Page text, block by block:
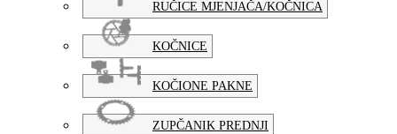
RUČICE MJENJAČA/KOČNICA
KOČNICE
KOČIONE PAKNE
ZUPČANIK PREDNJI